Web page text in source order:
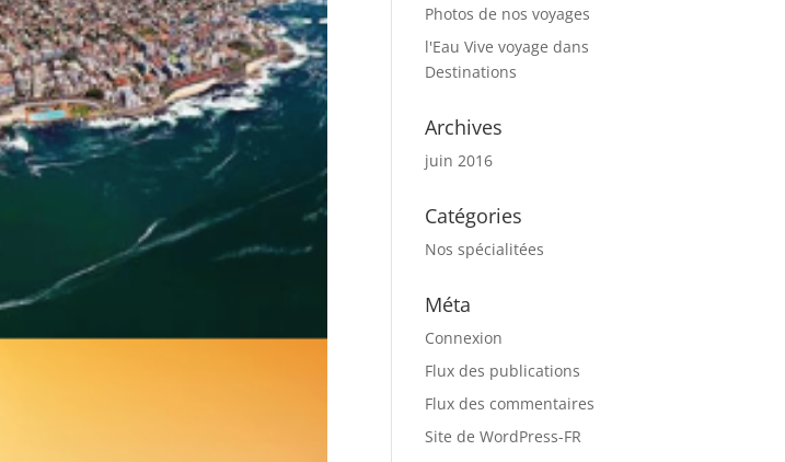
Photos de nos voyages
l'Eau Vive voyage dans
Destinations
Archives
juin 2016
Catégories
Nos spécialitées
Méta
Connexion
Flux des publications
Flux des commentaires
Site de WordPress-FR